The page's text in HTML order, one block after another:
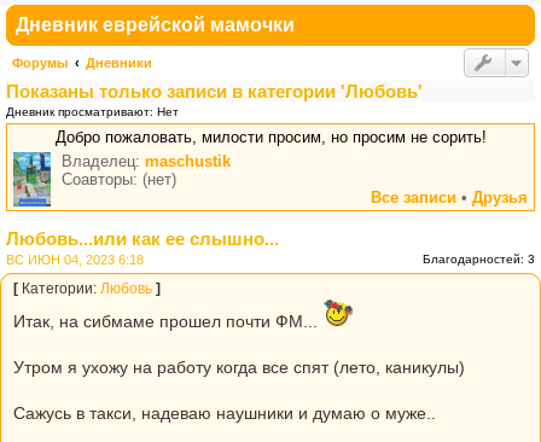
Дневник еврейской мамочки
Форумы Дневники
Показаны только записи в категории 'Любовь'
Дневник просматривают: Нет
Добро пожаловать, милости просим, но просим не сорить!
Владелец: maschustik
Соавторы: (нет)
Все записи • Друзья
Любовь...или как ее слышно...
Благодарностей: 3
ВС ИЮН 04, 2023 6:18
[ Категории: Любовь ]
Итак, на сибмаме прошел почти ФМ...
Утром я ухожу на работу когда все спят (лето, каникулы)
Сажусь в такси, надеваю наушники и думаю о муже..